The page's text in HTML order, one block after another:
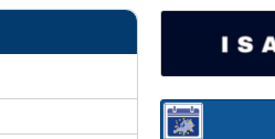
Sezione: